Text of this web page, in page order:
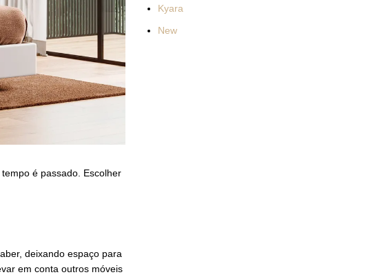
é passado. Escolher
deixando espaço para
em conta outros móveis
Kyara
New